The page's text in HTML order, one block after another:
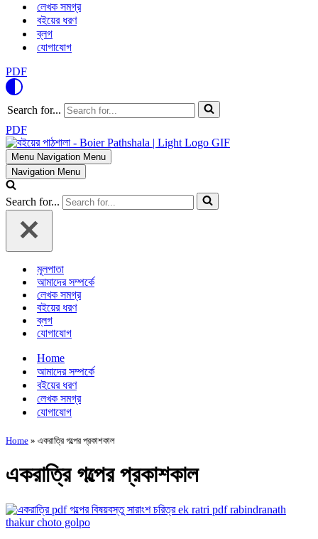
লেখক সমগ্র
বইয়ের ধরণ
ব্লগ
যোগাযোগ
PDF
Search for...
PDF
Menu Navigation Menu
Navigation Menu
Search for...
মূলপাতা
আমাদের সম্পর্কে
লেখক সমগ্র
বইয়ের ধরণ
ব্লগ
যোগাযোগ
Home
আমাদের সম্পর্কে
বইয়ের ধরণ
লেখক সমগ্র
যোগাযোগ
Home » একরাত্রি গল্পের প্রকাশকাল
একরাত্রি গল্পের প্রকাশকাল